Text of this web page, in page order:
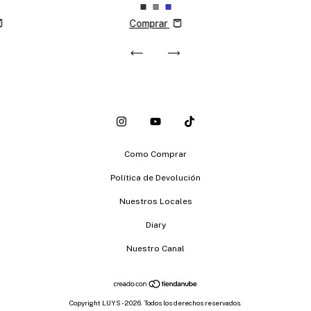
Comprar
Como Comprar
Política de Devolución
Nuestros Locales
Diary
Nuestro Canal
Copyright LUYS - 2026. Todos los derechos reservados.